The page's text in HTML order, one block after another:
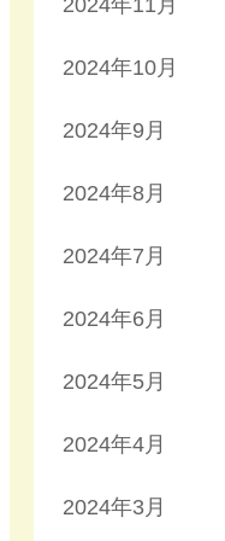
2024年10月
2024年9月
2024年8月
2024年7月
2024年6月
2024年5月
2024年4月
2024年3月